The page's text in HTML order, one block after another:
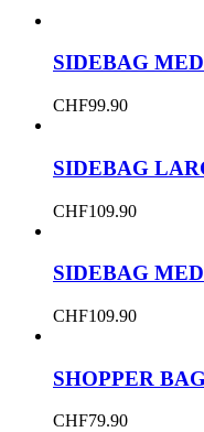
SIDEBAG
CHF99.90
SIDEBAG
CHF109.90
SIDEBAG
CHF109.90
SHOPPER
CHF79.90